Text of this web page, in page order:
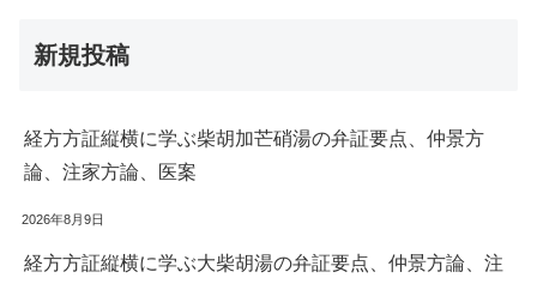
新規投稿
経方方証縦横に学ぶ柴胡加芒硝湯の弁証要点、仲景方
論、注家方論、医案
2026年8月9日
経方方証縦横に学ぶ大柴胡湯の弁証要点、仲景方論、注